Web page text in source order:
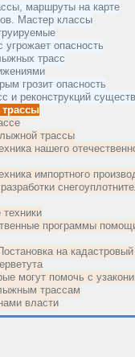
маршруты на карте
Мастер классы
опасность
трасс
грозит опасность
и реконструкций
трассы
нашего
импортного
программы
на
могут помочь с
трассам
власти